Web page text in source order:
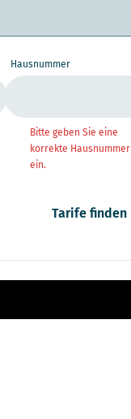
Hausnummer
Bitte geben Sie eine
korrekte Hausnummer
ein.
Tarife finden